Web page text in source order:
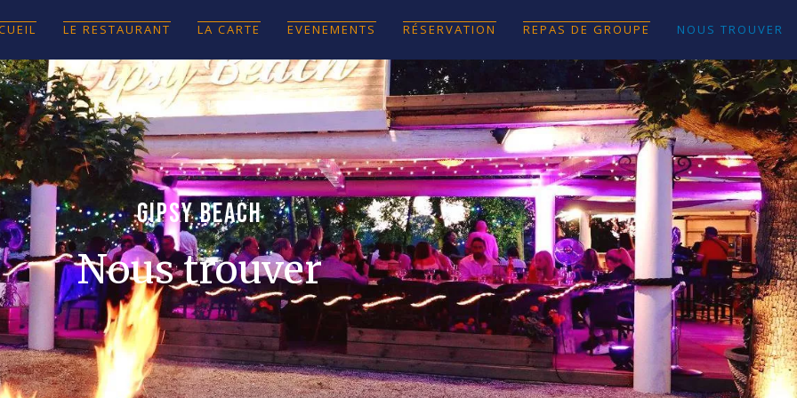
LE RESTAURANT LA CARTE EVENEMENTS RÉSERVATION REPAS DE GROUPE NOUS TROUVER
GIPSY BEACH
Nous trouver